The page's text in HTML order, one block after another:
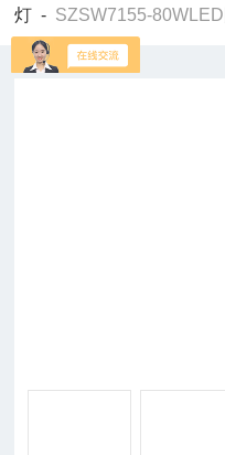
灯 - SZSW7155-